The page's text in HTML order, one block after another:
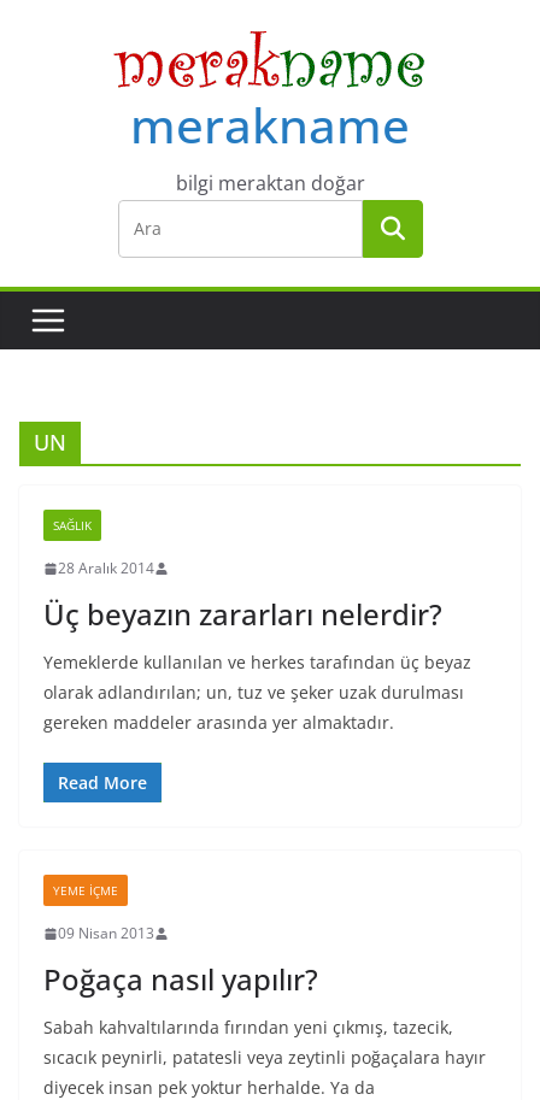
merakname
bilgi meraktan doğar
UN
SAĞLIK
28 Aralık 2014
Üç beyazın zararları nelerdir?
Yemeklerde kullanılan ve herkes tarafından üç beyaz
olarak adlandırılan; un, tuz ve şeker uzak durulması
gereken maddeler arasında yer almaktadır.
Read More
YEME İÇME
09 Nisan 2013
Poğaça nasıl yapılır?
Sabah kahvaltılarında fırından yeni çıkmış, tazecik,
sıcacık peynirli, patatesli veya zeytinli poğaçalara hayır
diyecek insan pek yoktur herhalde. Ya da